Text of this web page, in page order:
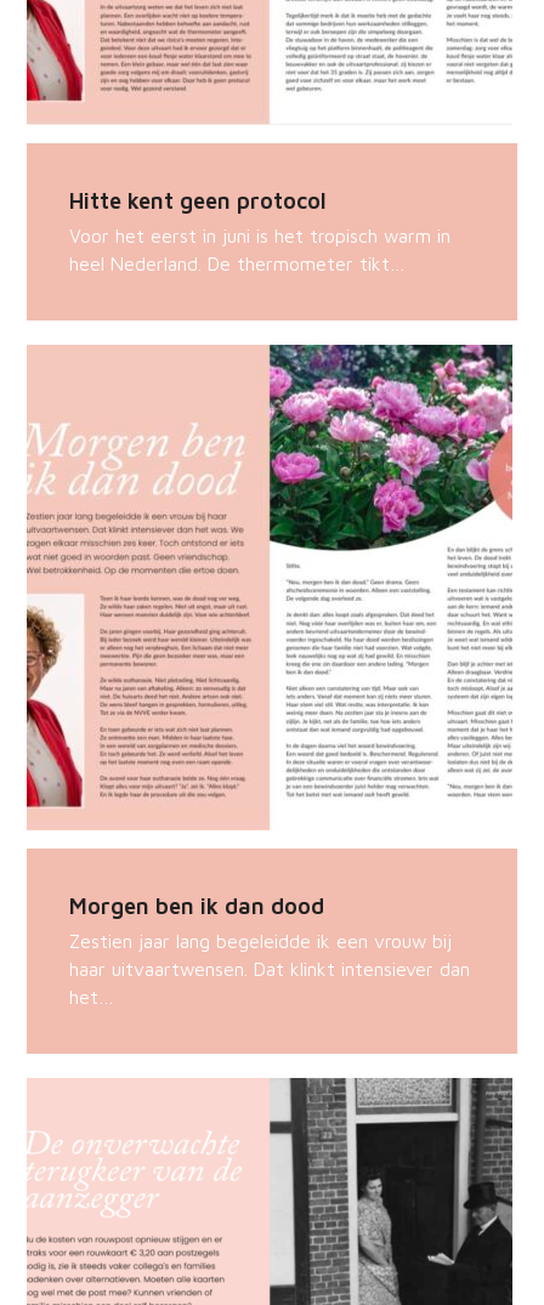
Hitte kent geen protocol
Voor het eerst in juni is het tropisch warm in
heel Nederland. De thermometer tikt…
Morgen ben ik dan dood
Zestien jaar lang begeleidde ik een vrouw bij
haar uitvaartwensen. Dat klinkt intensiever dan
het…